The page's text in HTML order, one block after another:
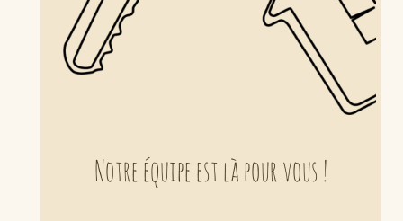
Notre équipe est là pour vous !